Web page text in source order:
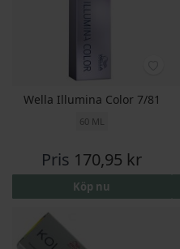
Wella Illumina Color 7/81
60 ML
Pris 170,95 kr
Köp nu